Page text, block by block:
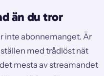
än du tror
inte abonnemanget. Är
med trådlöst nät
mesta av streamandet